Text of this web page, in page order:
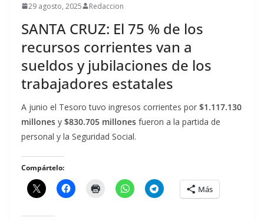
29 agosto, 2025 Redaccion
SANTA CRUZ: El 75 % de los
recursos corrientes van a
sueldos y jubilaciones de los
trabajadores estatales
A junio el Tesoro tuvo ingresos corrientes por $1.117.130
millones y $830.705 millones fueron a la partida de
personal y la Seguridad Social.
Compártelo:
Más